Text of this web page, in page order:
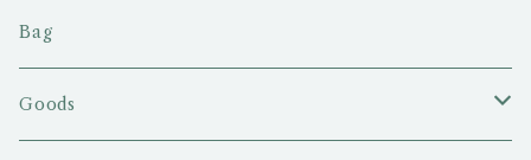
Tシャツ
ロングスリーブTシャツ
Bag
Goods